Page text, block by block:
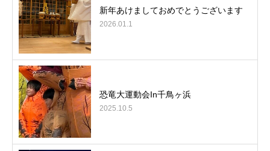
新年あけましておめでとうございます
2026.01.1
恐竜大運動会In千鳥ヶ浜
2025.10.5